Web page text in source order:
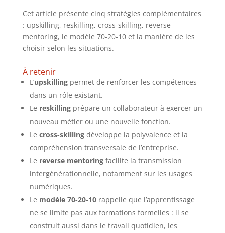
Cet article présente cinq stratégies complémentaires
: upskilling, reskilling, cross-skilling, reverse
mentoring, le modèle 70-20-10 et la manière de les
choisir selon les situations.
À retenir
L’upskillingpermet de renforcer les compétences
dans un rôle existant.
Le reskillingprépare un collaborateur à exercer un
nouveau métier ou une nouvelle fonction.
Le cross-skillingdéveloppe la polyvalence et la
compréhension transversale de l’entreprise.
Le reverse mentoringfacilite la transmission
intergénérationnelle, notamment sur les usages
numériques.
Le modèle 70-20-10rappelle que l’apprentissage
ne se limite pas aux formations formelles : il se
construit aussi dans le travail quotidien, les